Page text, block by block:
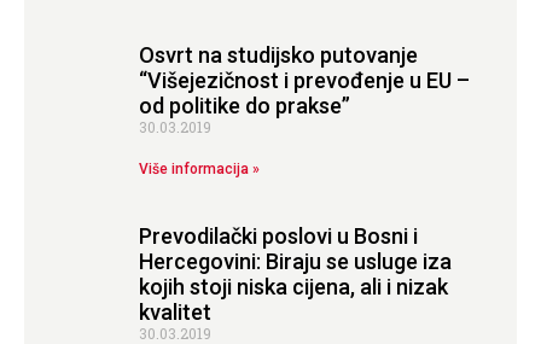
Osvrt na studijsko putovanje
“Višejezičnost i prevođenje u EU –
od politike do prakse”
30.03.2019
Više informacija »
Prevodilački poslovi u Bosni i
Hercegovini: Biraju se usluge iza
kojih stoji niska cijena, ali i nizak
kvalitet
30.03.2019